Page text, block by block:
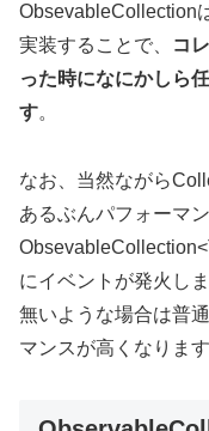
ObsevableCollection
実装することで、
コ
った時になにかしら
す。
なお、当然ながら
あるぶんパフォーマ
にイベントが発火し
無いような場合は普
マンスが高くなります